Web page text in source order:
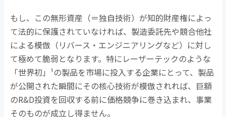
もし、この無形資産（＝独自技術）が知的財産権によっ
て法的に保護されていなければ、製造委託先や競合他社
による模倣（リバース・エンジニアリングなど）に対し
て極めて脆弱となります。特にレーザーテックのような
「世界初」 ¹の製品を市場に投入する企業にとって、製品
が公開された瞬間にその核心技術が模倣されれば、巨額
のR&D投資を回収する前に価格競争に巻き込まれ、事業
そのものが成立し得ません。